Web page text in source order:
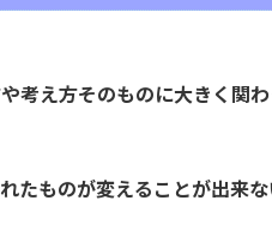
考え方そのものに大きく関
たものが変えることが出来